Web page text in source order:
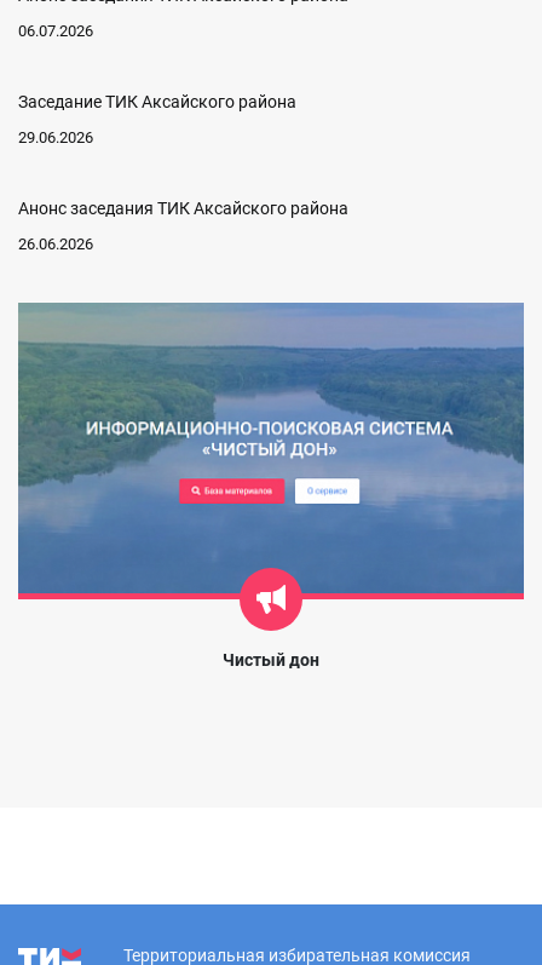
06.07.2026
Заседание ТИК Аксайского района
29.06.2026
Анонс заседания ТИК Аксайского района
26.06.2026
Чистый дон
Территориальная избирательная комиссия